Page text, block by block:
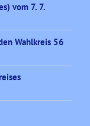
vom 7. 7.
Wahlkreis 56